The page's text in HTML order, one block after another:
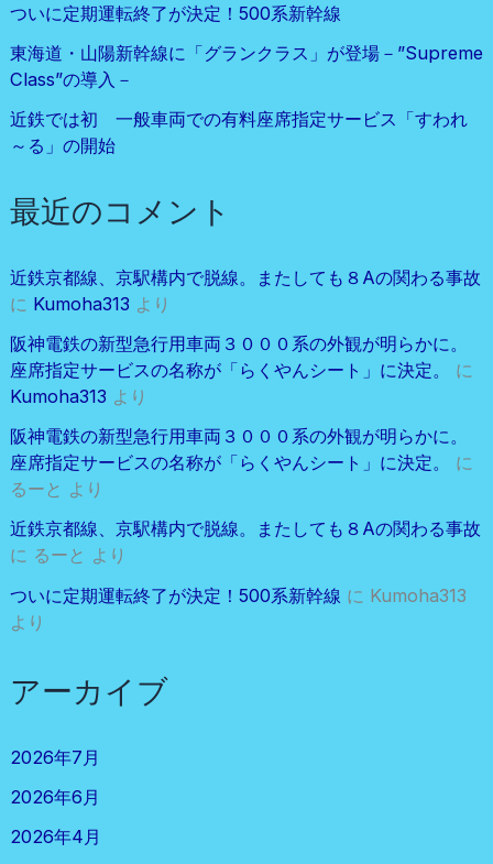
ついに定期運転終了が決定！500系新幹線
東海道・山陽新幹線に「グランクラス」が登場－”Supreme
Class”の導入－
近鉄では初 一般車両での有料座席指定サービス「すわれ
～る」の開始
最近のコメント
近鉄京都線、京駅構内で脱線。またしても８Aの関わる事故
に Kumoha313 より
阪神電鉄の新型急行用車両３０００系の外観が明らかに。
座席指定サービスの名称が「らくやんシート」に決定。
に
Kumoha313 より
阪神電鉄の新型急行用車両３０００系の外観が明らかに。
座席指定サービスの名称が「らくやんシート」に決定。
に
るーと より
近鉄京都線、京駅構内で脱線。またしても８Aの関わる事故
に るーと より
ついに定期運転終了が決定！500系新幹線 に Kumoha313
より
アーカイブ
2026年7月
2026年6月
2026年4月